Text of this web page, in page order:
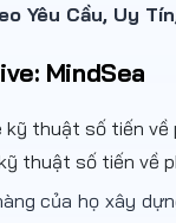
Yêu Cầu, Uy
MindSea
thuật số tiến về
của họ xây